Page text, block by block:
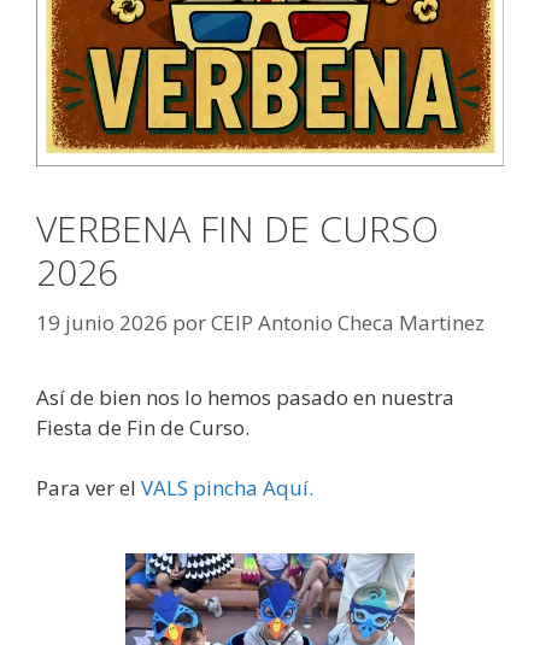
VERBENA FIN DE CURSO
2026
19 junio 2026 porCEIP Antonio Checa Martinez
Así de bien nos lo hemos pasado en nuestra
Fiesta de Fin de Curso.
Para ver el VALS pincha Aquí.